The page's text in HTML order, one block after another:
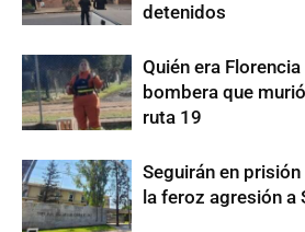
detenidos
Quién era
bombera que
ruta 19
Seguirán en
la feroz agresión a